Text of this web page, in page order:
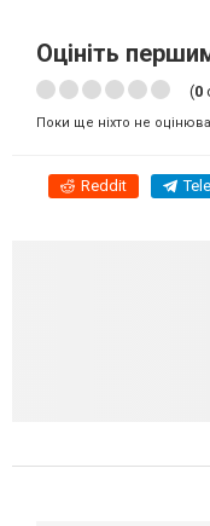
Оцініть
(0
Поки ще ніхто не
Reddit